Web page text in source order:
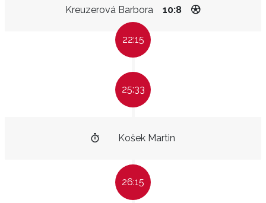
Kreuzerová Barbora 10:8
22:15
25:33
Košek Martin
26:15